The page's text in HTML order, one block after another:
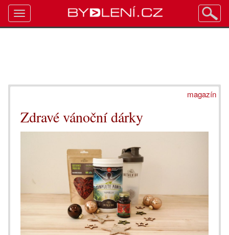
magazín
Zdravé vánoční dárky
Toggle
navigation